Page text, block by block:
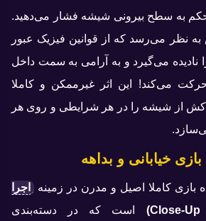
به سطح بیرونی شیشه فشار می‌دهید.
نظر می‌رسد که از قوانین فیزیک عبور
نادیده می‌گیرد و به آرامی به سمت داخل
می‌کند! این اثر غیرممکن و کاملا
کش از شیشه را در هر شرایطی و روی هر
خیابانی و بداهه
بازی کاملا اصیل و مدرن در زمینه
اجرا
است که در دسته‌بندی